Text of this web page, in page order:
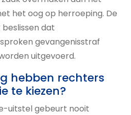
het oog op herroeping. De
dat
gevangenisstraf
uitgevoerd.
hebben rechters
te kiezen?
uitstel gebeurt nooit